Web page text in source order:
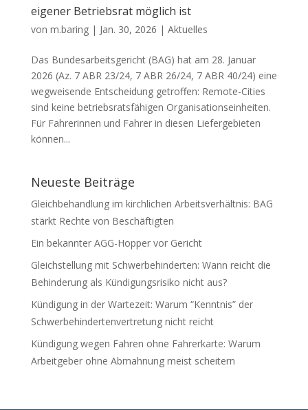
eigener Betriebsrat möglich ist
von m.baring| Jan. 30, 2026 | Aktuelles
Das Bundesarbeitsgericht (BAG) hat am 28. Januar
2026 (Az. 7 ABR 23/24, 7 ABR 26/24, 7 ABR 40/24) eine
wegweisende Entscheidung getroffen: Remote-Cities
sind keine betriebsratsfähigen Organisationseinheiten.
Für Fahrerinnen und Fahrer in diesen Liefergebieten
können...
Neueste Beiträge
Gleichbehandlung im kirchlichen Arbeitsverhältnis: BAG
stärkt Rechte von Beschäftigten
Ein bekannter AGG-Hopper vor Gericht
Gleichstellung mit Schwerbehinderten: Wann reicht die
Behinderung als Kündigungsrisiko nicht aus?
Kündigung in der Wartezeit: Warum “Kenntnis” der
Schwerbehindertenvertretung nicht reicht
Kündigung wegen Fahren ohne Fahrerkarte: Warum
Arbeitgeber ohne Abmahnung meist scheitern